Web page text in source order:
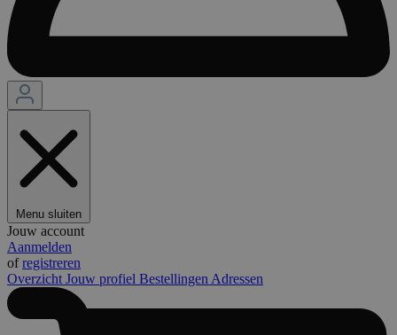
Menu sluiten
Jouw account
Aanmelden
ofregistreren
Overzicht Jouw profiel Bestellingen Adressen